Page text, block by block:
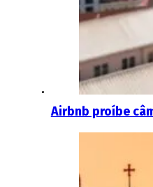
Airbnb proíbe